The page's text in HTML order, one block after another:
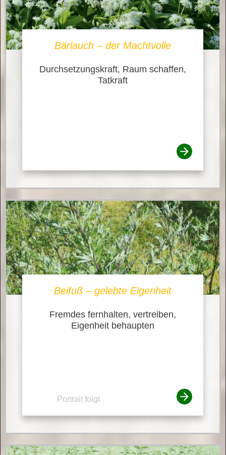
Bärlauch – der Machtvolle
Durchsetzungskraft, Raum schaffen,
Tatkraft
Beifuß – gelebte Eigenheit
Fremdes fernhalten, vertreiben,
Eigenheit behaupten
Portrait folgt